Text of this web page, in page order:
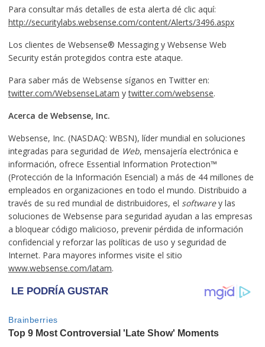
Para consultar más detalles de esta alerta dé clic aquí:
http://securitylabs.websense.com/content/Alerts/3496.aspx
Los clientes de Websense® Messaging y Websense Web
Security están protegidos contra este ataque.
Para saber más de Websense síganos en Twitter en:
twitter.com/WebsenseLatam ytwitter.com/websense.
Acerca de Websense, Inc.
Websense, Inc. (NASDAQ: WBSN), líder mundial en soluciones
integradas para seguridad de Web, mensajería electrónica e
información, ofrece Essential Information Protection™
(Protección de la Información Esencial) a más de 44 millones de
empleados en organizaciones en todo el mundo. Distribuido a
través de su red mundial de distribuidores, el softwarey las
soluciones de Websense para seguridad ayudan a las empresas
a bloquear código malicioso, prevenir pérdida de información
confidencial y reforzar las políticas de uso y seguridad de
Internet. Para mayores informes visite el sitio
www.websense.com/latam.